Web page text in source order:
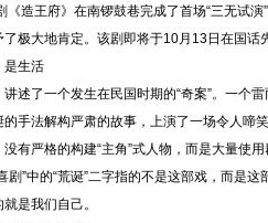
《造王府》在南锣鼓巷完成了首场“三无试
极大地肯定。该剧即将于10月13日在国话
生活
了一个发生在民国时期的“奇案”。一个雷
手法解构严肃的故事，上演了一场令人啼笑
严格的构建“主角”式人物，而是大量使用
剧”中的“荒诞”二字指的不是这部戏，而是
是我们自己。